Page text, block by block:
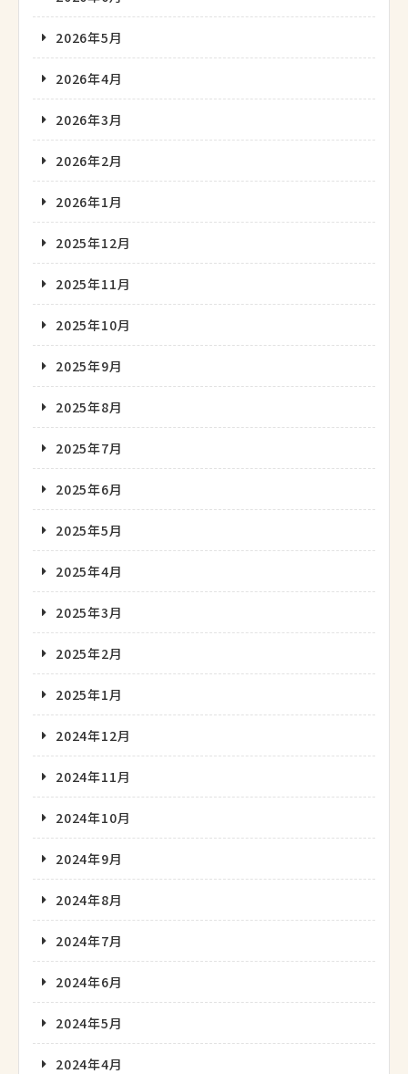
2026年5月
2026年4月
2026年3月
2026年2月
2026年1月
2025年12月
2025年11月
2025年10月
2025年9月
2025年8月
2025年7月
2025年6月
2025年5月
2025年4月
2025年3月
2025年2月
2025年1月
2024年12月
2024年11月
2024年10月
2024年9月
2024年8月
2024年7月
2024年6月
2024年5月
2024年4月